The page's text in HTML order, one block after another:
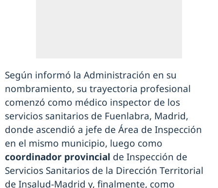
Según informó la Administración en su
nombramiento, su trayectoria profesional
comenzó como médico inspector de los
servicios sanitarios de Fuenlabra, Madrid,
donde ascendió a jefe de Área de Inspección
en el mismo municipio, luego como
coordinador provincial de Inspección de
Servicios Sanitarios de la Dirección Territorial
de Insalud-Madrid y, finalmente, como